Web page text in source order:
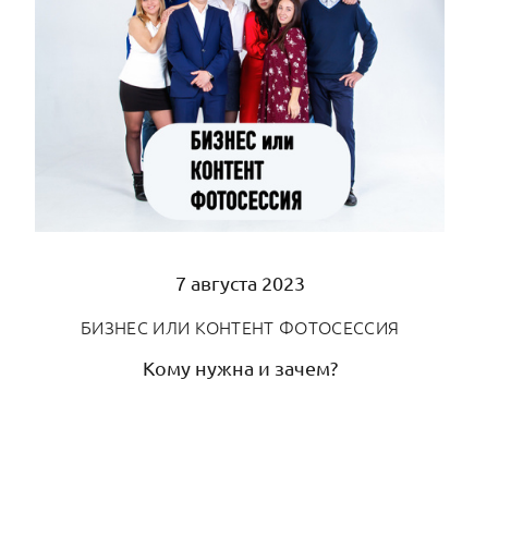
7 августа 2023
БИЗНЕС ИЛИ КОНТЕНТ ФОТОСЕССИЯ
Кому нужна и зачем?